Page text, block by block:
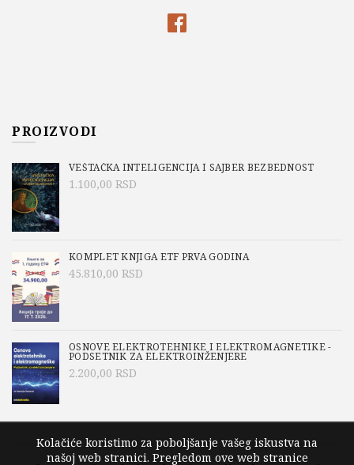
PROIZVODI
VEŠTAČKA INTELIGENCIJA I SAJBER BEZBEDNOST
1.100,00 RSD
KOMPLET KNJIGA ETF PRVA GODINA
45.810,00 RSD
OSNOVE ELEKTROTEHNIKE I ELEKTROMAGNETIKE -
PODSETNIK ZA ELEKTROINŽENJERE
2.200,00 RSD
Kolačiće koristimo za poboljšanje vašeg iskustva na
našoj web stranici. Pregledom ove web stranice